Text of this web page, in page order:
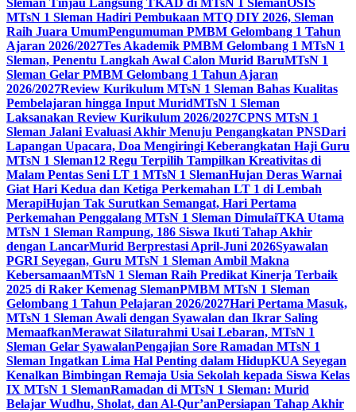
Sleman Tinjau Langsung TKAD di MTsN 1 SlemanOSIS
MTsN 1 Sleman Hadiri Pembukaan MTQ DIY 2026, Sleman
Raih Juara UmumPengumuman PMBM Gelombang 1 Tahun
Ajaran 2026/2027Tes Akademik PMBM Gelombang 1 MTsN 1
Sleman, Penentu Langkah Awal Calon Murid BaruMTsN 1
Sleman Gelar PMBM Gelombang 1 Tahun Ajaran
2026/2027Review Kurikulum MTsN 1 Sleman Bahas Kualitas
Pembelajaran hingga Input MuridMTsN 1 Sleman
Laksanakan Review Kurikulum 2026/2027CPNS MTsN 1
Sleman Jalani Evaluasi Akhir Menuju Pengangkatan PNSDari
Lapangan Upacara, Doa Mengiringi Keberangkatan Haji Guru
MTsN 1 Sleman12 Regu Terpilih Tampilkan Kreativitas di
Malam Pentas Seni LT 1 MTsN 1 SlemanHujan Deras Warnai
Giat Hari Kedua dan Ketiga Perkemahan LT 1 di Lembah
MerapiHujan Tak Surutkan Semangat, Hari Pertama
Perkemahan Penggalang MTsN 1 Sleman DimulaiTKA Utama
MTsN 1 Sleman Rampung, 186 Siswa Ikuti Tahap Akhir
dengan LancarMurid Berprestasi April-Juni 2026Syawalan
PGRI Seyegan, Guru MTsN 1 Sleman Ambil Makna
KebersamaanMTsN 1 Sleman Raih Predikat Kinerja Terbaik
2025 di Raker Kemenag SlemanPMBM MTsN 1 Sleman
Gelombang 1 Tahun Pelajaran 2026/2027Hari Pertama Masuk,
MTsN 1 Sleman Awali dengan Syawalan dan Ikrar Saling
MemaafkanMerawat Silaturahmi Usai Lebaran, MTsN 1
Sleman Gelar SyawalanPengajian Sore Ramadan MTsN 1
Sleman Ingatkan Lima Hal Penting dalam HidupKUA Seyegan
Kenalkan Bimbingan Remaja Usia Sekolah kepada Siswa Kelas
IX MTsN 1 SlemanRamadan di MTsN 1 Sleman: Murid
Belajar Wudhu, Sholat, dan Al-Qur’anPersiapan Tahap Akhir